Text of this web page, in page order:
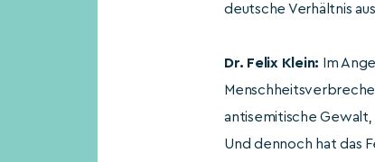
deutsche Verhältnis
Dr. Felix Klein: Im
antisemitische
Und dennoch hat das